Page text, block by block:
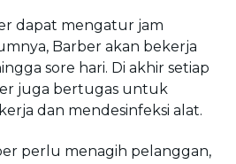
dapat mengatur jam
Barber akan bekerja
sore hari. Di akhir setiap
juga bertugas untuk
dan mendesinfeksi alat.
perlu menagih pelanggan,